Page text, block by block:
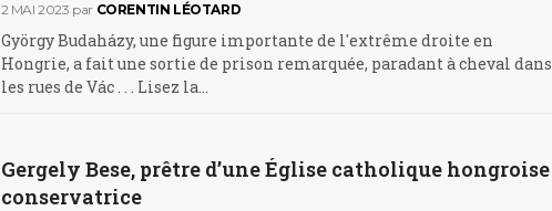
2 MAI 2023 par CORENTIN LÉOTARD
György Budaházy, une figure importante de l'extrême droite en
Hongrie, a fait une sortie de prison remarquée, paradant à cheval dans
les rues de Vác . . . Lisez la…
Gergely Bese, prêtre d’une Église catholique hongroise
conservatrice